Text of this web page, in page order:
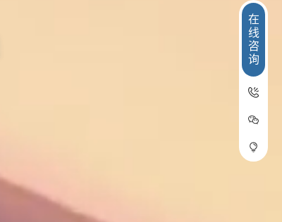
在
线
咨
询